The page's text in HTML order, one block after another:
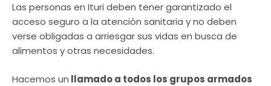
Las personas en Ituri deben tener garantizado el
acceso seguro a la atención sanitaria y no deben
verse obligadas a arriesgar sus vidas en busca de
alimentos y otras necesidades.
Hacemos un llamado a todos los grupos armados